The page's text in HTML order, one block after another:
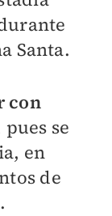
Santa.
con
se
en
de